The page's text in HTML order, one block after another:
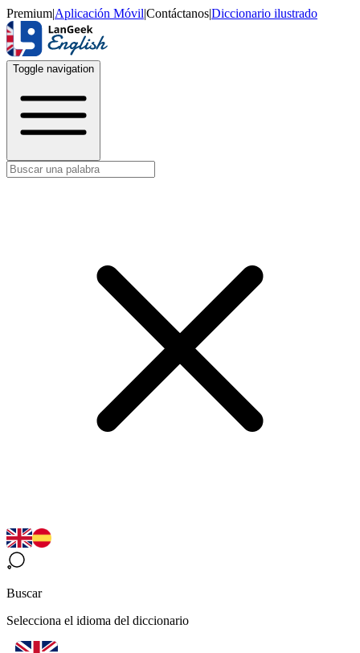
Premium|Aplicación Móvil|Contáctanos|Diccionario ilustrado
Toggle navigation
Buscar
Selecciona el idioma del diccionario